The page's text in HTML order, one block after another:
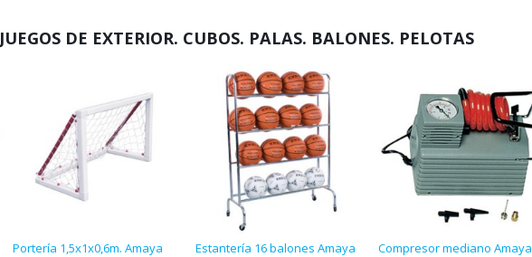
JUEGOS DE EXTERIOR. CUBOS. PALAS. BALONES. PELOTAS
Portería 1,5x1x0,6m. Amaya
Estantería 16 balones Amaya
Compresor mediano Amaya